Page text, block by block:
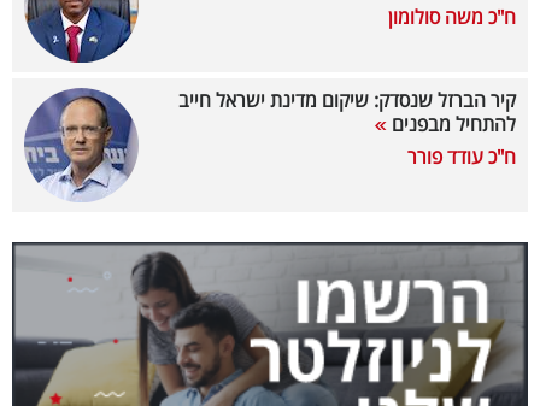
ניוזלטרים
מייל
אדום
ח"כ משה סולומון
קיר הברזל שנסדק: שיקום מדינת ישראל חייב
להתחיל מבפנים
ח"כ עודד פורר